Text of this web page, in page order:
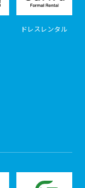
ドレスレンタル